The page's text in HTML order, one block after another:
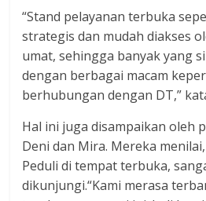
“Stand pelayanan terbuka
strategis dan mudah diakses
umat, sehingga banyak yang
dengan berbagai macam
berhubungan dengan DT,”
Hal ini juga disampaikan oleh
Deni dan Mira. Mereka
Peduli di tempat terbuka,
dikunjungi.“Kami merasa